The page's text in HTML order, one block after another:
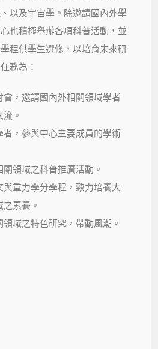
以及宇宙學。除邀請國內外學
也積極舉辦各項科普活動，並
程供學生選修，以培育未來研
務為：
會，邀請國內外相關領域學者
。
者，參與中心主要成員的學術
領域之科普推廣活動。
與重力學分學程，致力培養大
素養。
域之特色研究，帶動風潮。